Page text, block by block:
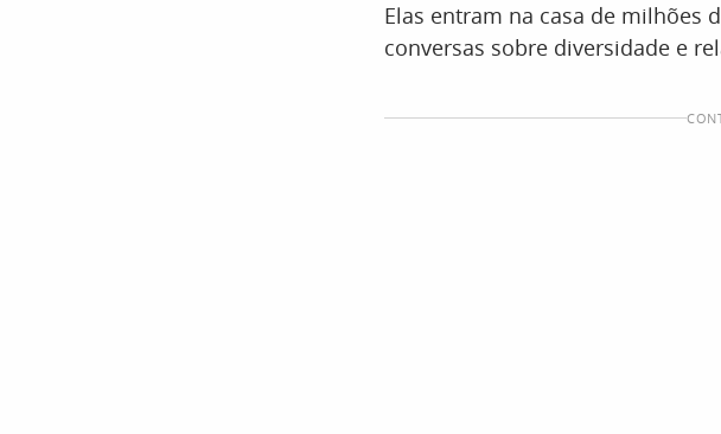
Elas entram na casa de milhões
conversas sobre diversidade e